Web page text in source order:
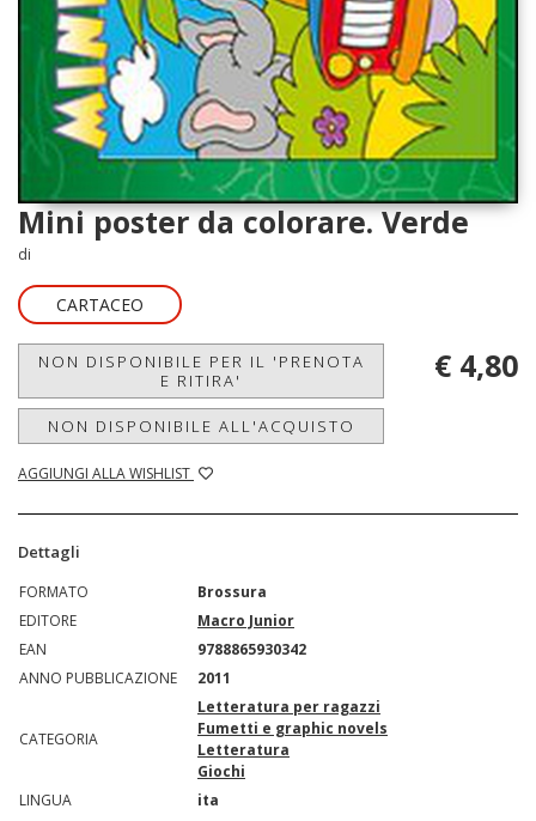
Mini poster da colorare. Verde
di
CARTACEO
NON DISPONIBILE PER IL 'PRENOTA
E RITIRA'
NON DISPONIBILE ALL'ACQUISTO
AGGIUNGI ALLA WISHLIST
€ 4,80
Dettagli
FORMATO
Brossura
EDITORE
Macro Junior
EAN
9788865930342
ANNO PUBBLICAZIONE
2011
CATEGORIA
Letteratura per ragazzi
Fumetti e graphic novels
Letteratura
Giochi
LINGUA
ita